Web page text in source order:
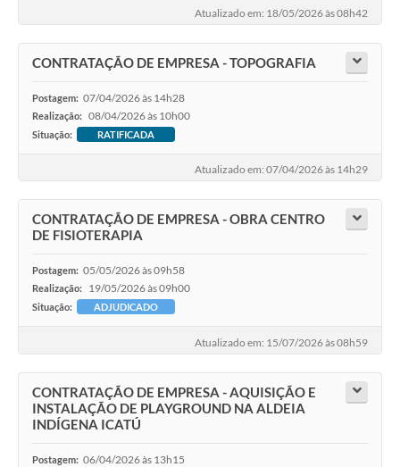
Atualizado em: 18/05/2026 às 08h42
CONTRATAÇÃO DE EMPRESA - TOPOGRAFIA
Postagem: 07/04/2026 às 14h28
Realização: 08/04/2026 às 10h00
Situação: RATIFICADA
Atualizado em: 07/04/2026 às 14h29
CONTRATAÇÃO DE EMPRESA - OBRA CENTRO
DE FISIOTERAPIA
Postagem: 05/05/2026 às 09h58
Realização: 19/05/2026 às 09h00
Situação: ADJUDICADO
Atualizado em: 15/07/2026 às 08h59
CONTRATAÇÃO DE EMPRESA - AQUISIÇÃO E
INSTALAÇÃO DE PLAYGROUND NA ALDEIA
INDÍGENA ICATÚ
Postagem: 06/04/2026 às 13h15